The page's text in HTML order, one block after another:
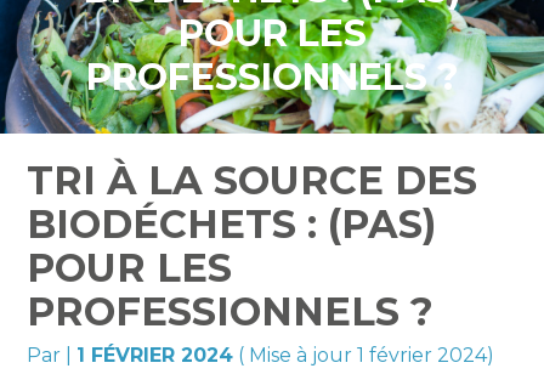
POUR LES
PROFESSIONNELS ?
TRI À LA SOURCE DES
BIODÉCHETS : (PAS)
POUR LES
PROFESSIONNELS ?
Par 1 FÉVRIER 2024 ( Mise à jour 1 février 2024)